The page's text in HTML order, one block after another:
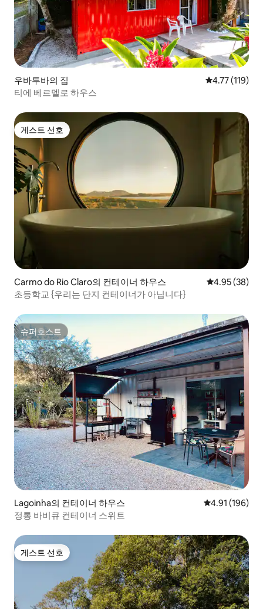
우바투바의 집 평점 4.77점(5
4.77 (119)
티에 베르멜로 하우스
게스트 선호
게스트 선호
Carmo do Rio Claro의 컨테이너 하우스 평점 4.95점(5
4.95 (38)
초등학교 {우리는 단지 컨테이너가 아닙니다}
슈퍼호스트
슈퍼호스트
Lagoinha의 컨테이너 하우스 평점 4.91점(5
4.91 (196)
정통 바비큐 컨테이너 스위트
게스트 선호
게스트 선호